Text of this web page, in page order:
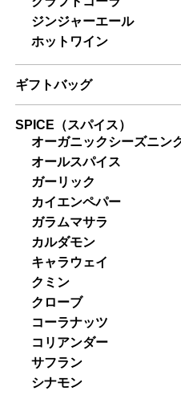
ジンジャーエール
ホットワイン
ギフトバッグ
SPICE（スパイス）
オーガニックシーズニン
オールスパイス
ガーリック
カイエンペパー
ガラムマサラ
カルダモン
キャラウェイ
クミン
クローブ
コーラナッツ
コリアンダー
サフラン
シナモン